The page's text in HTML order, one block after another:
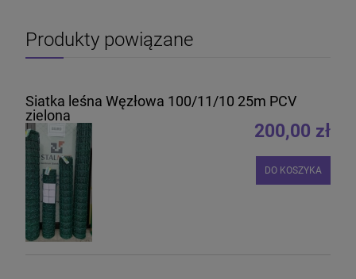
Produkty powiązane
Siatka leśna Węzłowa 100/11/10 25m PCV
zielona
200,00 zł
DO KOSZYKA